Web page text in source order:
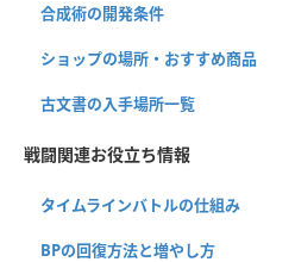
合成術の開発条件
ショップの場所・おすすめ商品
古文書の入手場所一覧
戦闘関連お役立ち情報
タイムラインバトルの仕組み
BPの回復方法と増やし方